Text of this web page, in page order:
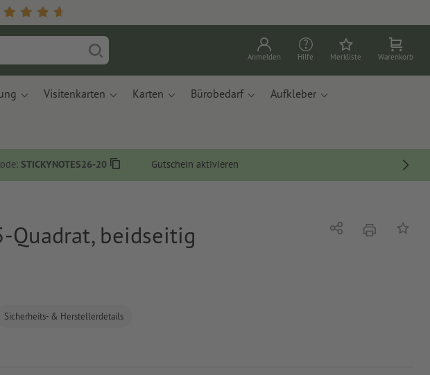
Anmelden Hilfe Merkliste Warenkorb
Visitenkarten Karten Bürobedarf Aufkleber
STICKYNOTES26-20 Gutschein aktivieren
Quadrat, beidseitig
Sicherheits- & Herstellerdetails
Teilen DruckenAuf